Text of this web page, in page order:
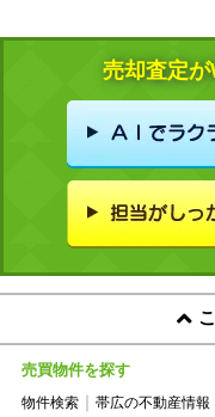
売却査定が
売買物件を探す
物件検索 帯広の不動産情報